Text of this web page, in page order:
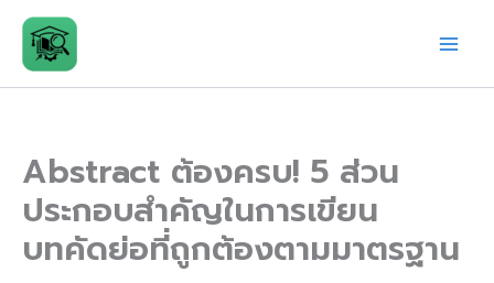
content
Abstract ต้องครบ! 5 ส่วน
ประกอบสำคัญในการเขียน
บทคัดย่อที่ถูกต้องตามมาตรฐาน